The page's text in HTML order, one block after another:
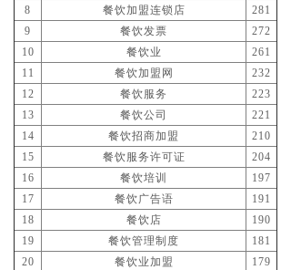
8
餐饮加盟连锁店
281
9
餐饮发票
272
10
餐饮业
261
11
餐饮加盟网
232
12
餐饮服务
223
13
餐饮公司
221
14
餐饮招商加盟
210
15
餐饮服务许可证
204
16
餐饮培训
197
17
餐饮广告语
191
18
餐饮店
190
19
餐饮管理制度
181
20
餐饮业加盟
179